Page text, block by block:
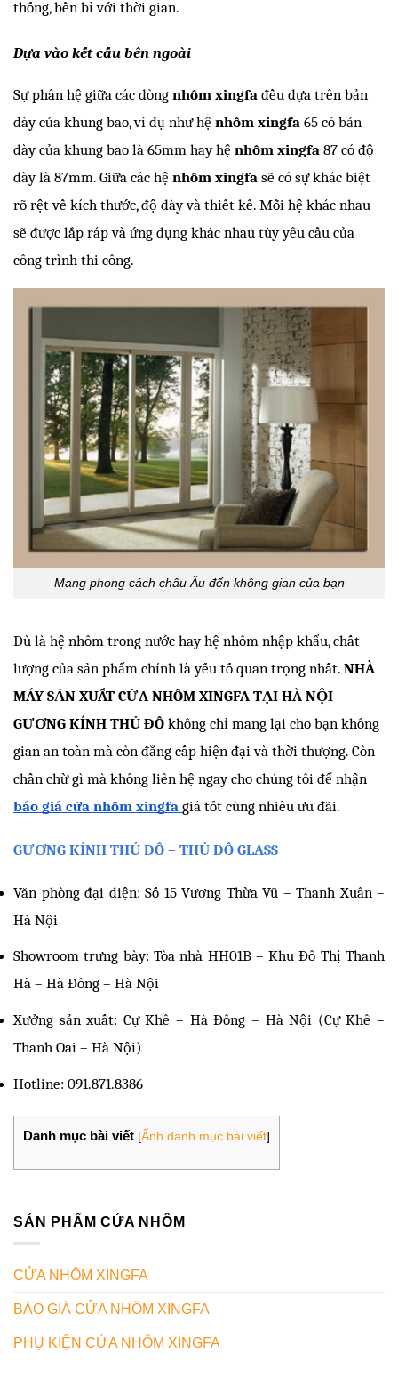
thống, bền bỉ với thời gian.
Dựa vào kết cấu bên ngoài
Sự phân hệ giữa các dòng nhôm xingfa đều dựa trên bản
dày của khung bao, ví dụ như hệ nhôm xingfa 65 có bản
dày của khung bao là 65mm hay hệ nhôm xingfa 87 có độ
dày là 87mm. Giữa các hệ nhôm xingfa sẽ có sự khác biệt
rõ rệt về kích thước, độ dày và thiết kế. Mỗi hệ khác nhau
sẽ được lắp ráp và ứng dụng khác nhau tùy yêu cầu của
công trình thi công.
Mang phong cách châu Âu đến không gian của bạn
Dù là hệ nhôm trong nước hay hệ nhôm nhập khẩu, chất
lượng của sản phẩm chính là yếu tố quan trọng nhất. NHÀ
MÁY SẢN XUẤT CỬA NHÔM XINGFA TẠI HÀ NỘI
GƯƠNG KÍNH THỦ ĐÔ không chỉ mang lại cho bạn không
gian an toàn mà còn đẳng cấp hiện đại và thời thượng. Còn
báo giá cửa nhôm xingfa giá tốt cùng nhiều ưu đãi.
GƯƠNG KÍNH THỦ ĐÔ – THỦ ĐÔ GLASS
Văn phòng đại diện: Số 15 Vương Thừa Vũ – Thanh Xuân –
Hà Nội
Showroom trưng bày: Tòa nhà HH01B – Khu Đô Thị Thanh
Hà – Hà Đông – Hà Nội
Xưởng sản xuất: Cự Khê – Hà Đông – Hà Nội (Cự Khê –
Thanh Oai – Hà Nội)
Hotline: 091.871.8386
Danh mục bài viết [Ẩnh danh mục bài viết]
SẢN PHẨM CỬA NHÔM
CỬA NHÔM XINGFA
BÁO GIÁ CỬA NHÔM XINGFA
PHỤ KIỆN CỬA NHÔM XINGFA